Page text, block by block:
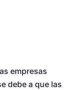
empresas
debe a que las